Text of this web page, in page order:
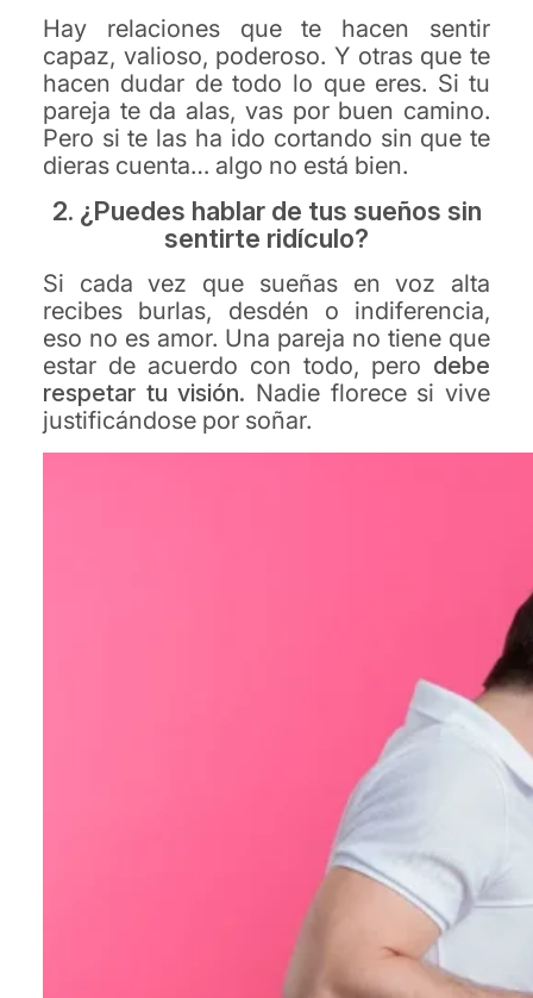
Hay relaciones que te hacen sentir
capaz, valioso, poderoso. Y otras que te
hacen dudar de todo lo que eres. Si tu
pareja te da alas, vas por buen camino.
Pero si te las ha ido cortando sin que te
dieras cuenta… algo no está bien.
2. ¿Puedes hablar de tus sueños sin
sentirte ridículo?
Si cada vez que sueñas en voz alta
recibes burlas, desdén o indiferencia,
eso no es amor. Una pareja no tiene que
estar de acuerdo con todo, pero debe
respetar tu visión. Nadie florece si vive
justificándose por soñar.